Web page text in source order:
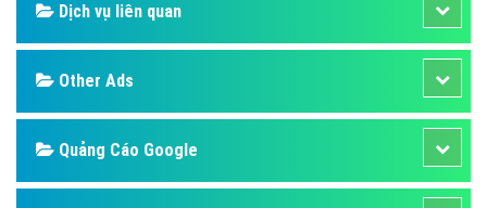
Dịch vụ liên quan
Other Ads
Quảng Cáo Google